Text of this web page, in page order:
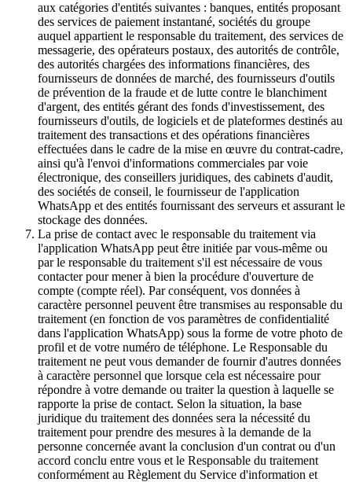
aux catégories d'entités suivantes : banques, entités proposant
des services de paiement instantané, sociétés du groupe
auquel appartient le responsable du traitement, des services de
messagerie, des opérateurs postaux, des autorités de contrôle,
des autorités chargées des informations financières, des
fournisseurs de données de marché, des fournisseurs d'outils
de prévention de la fraude et de lutte contre le blanchiment
d'argent, des entités gérant des fonds d'investissement, des
fournisseurs d'outils, de logiciels et de plateformes destinés au
traitement des transactions et des opérations financières
effectuées dans le cadre de la mise en œuvre du contrat-cadre,
ainsi qu'à l'envoi d'informations commerciales par voie
électronique, des conseillers juridiques, des cabinets d'audit,
des sociétés de conseil, le fournisseur de l'application
WhatsApp et des entités fournissant des serveurs et assurant le
stockage des données.
La prise de contact avec le responsable du traitement via
l'application WhatsApp peut être initiée par vous-même ou
par le responsable du traitement s'il est nécessaire de vous
contacter pour mener à bien la procédure d'ouverture de
compte (compte réel). Par conséquent, vos données à
caractère personnel peuvent être transmises au responsable du
traitement (en fonction de vos paramètres de confidentialité
dans l'application WhatsApp) sous la forme de votre photo de
profil et de votre numéro de téléphone. Le Responsable du
traitement ne peut vous demander de fournir d'autres données
à caractère personnel que lorsque cela est nécessaire pour
répondre à votre demande ou traiter la question à laquelle se
rapporte la prise de contact. Selon la situation, la base
juridique du traitement des données sera la nécessité du
traitement pour prendre des mesures à la demande de la
personne concernée avant la conclusion d'un contrat ou d'un
accord conclu entre vous et le Responsable du traitement
conformément au Règlement du Service d'information et